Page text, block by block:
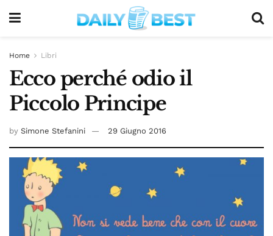
Home Libri
Ecco perché odio il
Piccolo Principe
by Simone Stefanini 29 Giugno 2016